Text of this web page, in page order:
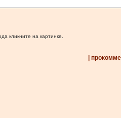
кликните на картинке.
|